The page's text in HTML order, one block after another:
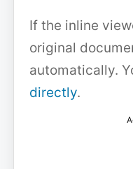
If the inline
original
automatically.
directly.